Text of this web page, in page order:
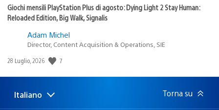
Giochi mensili PlayStation Plus di agosto: Dying Light 2 Stay Human:
Reloaded Edition, Big Walk, Signalis
Adam Michel
Director, Content Acquisition & Operations, SIE
Data
pubblicazione:
28 Luglio, 2026 7
Seleziona
una
Regione
attuale:
Italiano Torna su